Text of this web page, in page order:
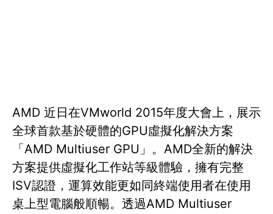
AMD 近日在VMworld 2015年度大會上，展示
全球首款基於硬體的GPU虛擬化解決方案
「AMD Multiuser GPU」。AMD全新的解決
方案提供虛擬化工作站等級體驗，擁有完整
ISV認證，運算效能更如同終端使用者在使用
桌上型電腦般順暢。透過AMD Multiuser